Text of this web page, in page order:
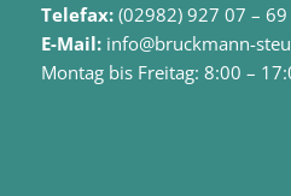
Telefax:(02982) 927 07 – 69
E-Mail: info@bruckmann-
Montag bis Freitag: 8:00 –